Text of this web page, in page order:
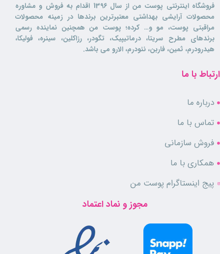
فروشگاه اینترنتی پوست من از سال 1396 اقدام به فروش و مشاوره
محصولات آرایشی بهداشتی معتبرترین برندها در زمینه محصولات
مراقبتی پوست، مو و… کرده؛ پوست من همچنین نماینده رسمی
برندهای مطرح سریتا، درماتیپیک، تگودر، رزاکلین، سینره، فولیکا،
هیدرودرم، ثمین، فاربن، نئودرم، الارو می باشد.
ارتباط با ما
درباره ما
تماس با ما
فروش سازمانی
همکاری با ما
پیج اینستاگرام پوست من
مجوز و نماد اعتماد